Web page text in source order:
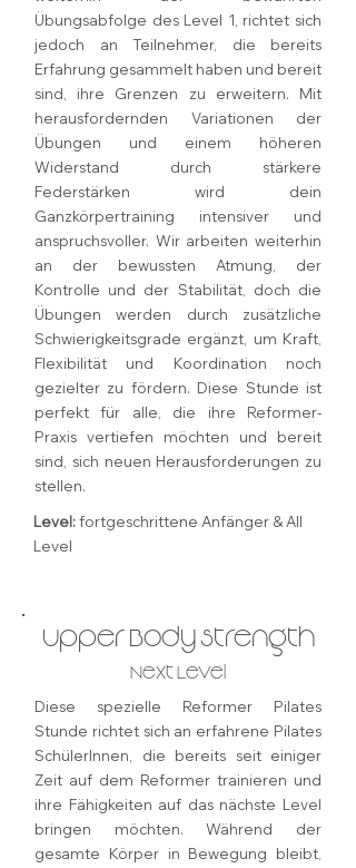
Übungsabfolge des Level 1, richtet sich
jedoch an Teilnehmer, die bereits
Erfahrung gesammelt haben und bereit
sind, ihre Grenzen zu erweitern. Mit
herausfordernden Variationen der
Übungen und einem höheren
Widerstand durch stärkere
Federstärken wird dein
Ganzkörpertraining intensiver und
anspruchsvoller. Wir arbeiten weiterhin
an der bewussten Atmung, der
Kontrolle und der Stabilität, doch die
Übungen werden durch zusätzliche
Schwierigkeitsgrade ergänzt, um Kraft,
Flexibilität und Koordination noch
gezielter zu fördern. Diese Stunde ist
perfekt für alle, die ihre Reformer-
Praxis vertiefen möchten und bereit
sind, sich neuen Herausforderungen zu
stellen.
Level:fortgeschrittene Anfänger & All
Level
Upper Body Strength
Next Level
Diese spezielle Reformer Pilates
Stunde richtet sich an erfahrene Pilates
SchülerInnen, die bereits seit einiger
Zeit auf dem Reformer trainieren und
ihre Fähigkeiten auf das nächste Level
bringen möchten. Während der
gesamte Körper in Bewegung bleibt,